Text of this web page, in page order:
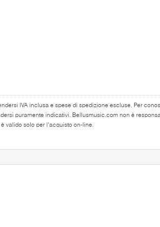
IVA inclusa e spese di spedizione escluse. Per
puramente indicativi. Bellusmusic.com non è
valido solo per l'acquisto on-line.